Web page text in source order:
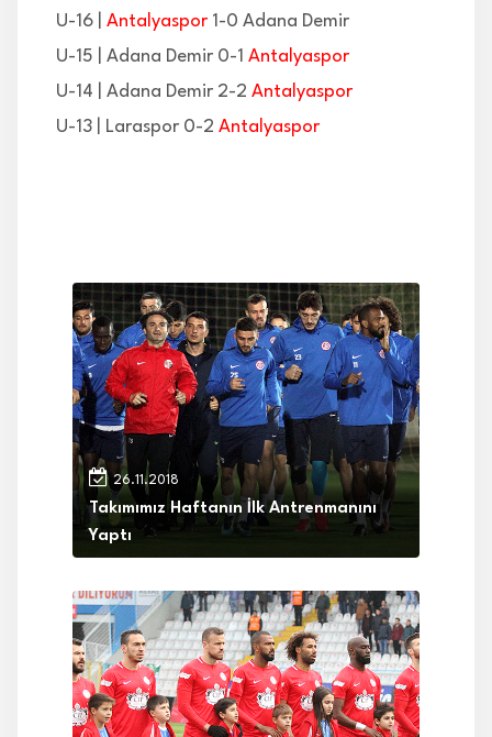
U-16 | Antalyaspor 1-0 Adana Demir
U-15 | Adana Demir 0-1 Antalyaspor
U-14 | Adana Demir 2-2 Antalyaspor
U-13 | Laraspor 0-2 Antalyaspor
26.11.2018
Takımımız Haftanın İlk Antrenmanını
Yaptı